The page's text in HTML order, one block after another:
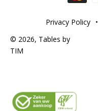
© 2026, Tables by
TIM
Privacy Policy •